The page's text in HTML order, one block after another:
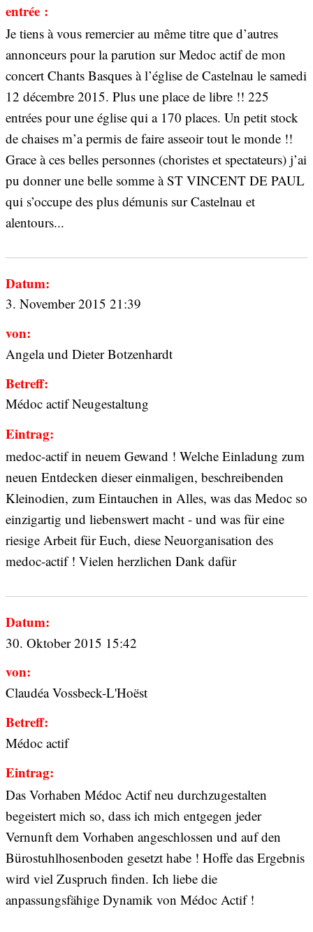
entrée :
Je tiens à vous remercier au même titre que d’autres
annonceurs pour la parution sur Medoc actif de mon
concert Chants Basques à l’église de Castelnau le samedi
12 décembre 2015. Plus une place de libre !! 225
entrées pour une église qui a 170 places. Un petit stock
de chaises m’a permis de faire asseoir tout le monde !!
Grace à ces belles personnes (choristes et spectateurs) j’ai
pu donner une belle somme à ST VINCENT DE PAUL
qui s’occupe des plus démunis sur Castelnau et
alentours...
Datum:
3. November 2015 21:39
von:
Angela und Dieter Botzenhardt
Betreff:
Médoc actif Neugestaltung
Eintrag:
medoc-actif in neuem Gewand ! Welche Einladung zum
neuen Entdecken dieser einmaligen, beschreibenden
Kleinodien, zum Eintauchen in Alles, was das Medoc so
einzigartig und liebenswert macht - und was für eine
riesige Arbeit für Euch, diese Neuorganisation des
medoc-actif ! Vielen herzlichen Dank dafür
Datum:
30. Oktober 2015 15:42
von:
Claudéa Vossbeck-L'Hoëst
Betreff:
Médoc actif
Eintrag:
Das Vorhaben Médoc Actif neu durchzugestalten
begeistert mich so, dass ich mich entgegen jeder
Vernunft dem Vorhaben angeschlossen und auf den
Bürostuhlhosenboden gesetzt habe ! Hoffe das Ergebnis
wird viel Zuspruch finden. Ich liebe die
anpassungsfähige Dynamik von Médoc Actif !